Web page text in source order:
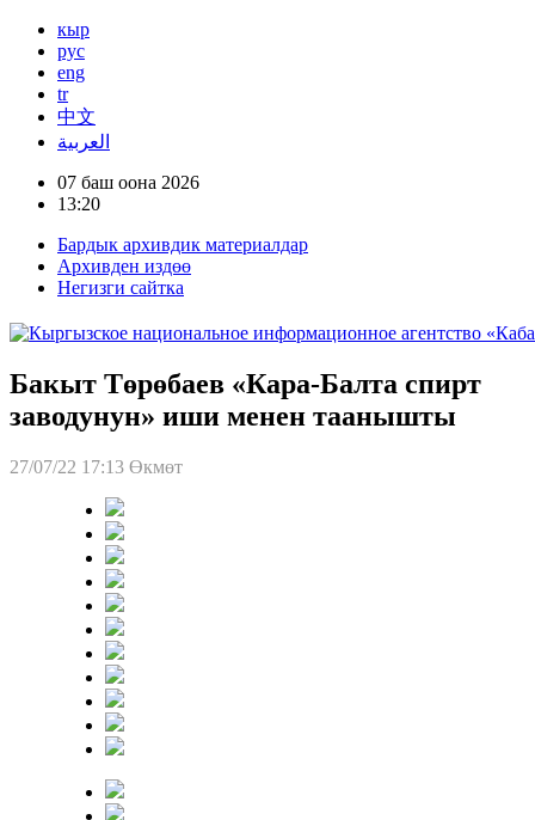
кыр
рус
eng
tr
中文
العربية
07 баш оона 2026
13:20
Бардык архивдик материалдар
Архивден издөө
Негизги сайтка
Бакыт Төрөбаев «Кара-Балта спирт
заводунун» иши менен таанышты
27/07/22 17:13 Өкмөт